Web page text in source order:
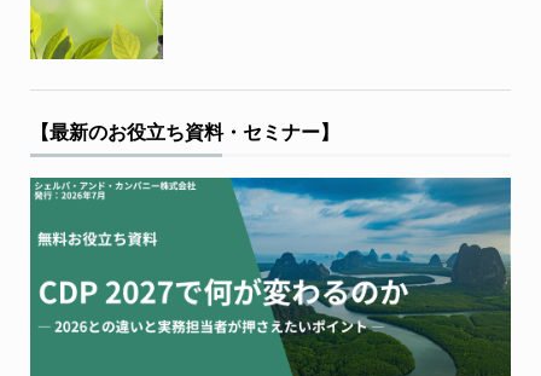
【最新のお役立ち資料・セミナー】